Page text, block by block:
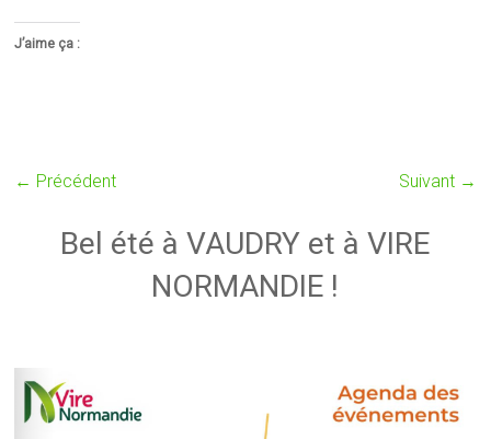
J’aime ça :
← Précédent Suivant →
Bel été à VAUDRY et à VIRE
NORMANDIE !